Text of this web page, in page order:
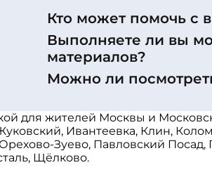
Кто может помочь с
Выполняете ли вы
материалов?
Можно ли
для жителей Москвы и
Ивантеевка, Клин,
Зуево, Павловский Посад,
Щёлково.